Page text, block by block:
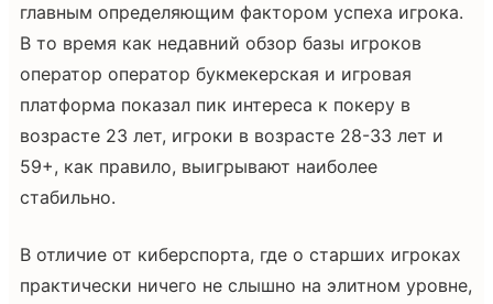
главным определяющим фактором успеха игрока.
В то время как недавний обзор базы игроков
оператор оператор букмекерская и игровая
платформа показал пик интереса к покеру в
возрасте 23 лет, игроки в возрасте 28-33 лет и
59+, как правило, выигрывают наиболее
стабильно.
В отличие от киберспорта, где о старших игроках
практически ничего не слышно на элитном уровне,